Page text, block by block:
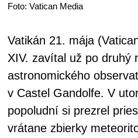
Foto: Vatican Media
Vatikán 21. mája
XIV. zavítal už po druhý
astronomického
v Castel Gandolfe. V
popoludní si prezrel
vrátane zbierky